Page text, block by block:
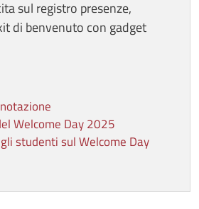
sul registro presenze,
di benvenuto con gadget
Welcome Day 2025
studenti sul Welcome Day